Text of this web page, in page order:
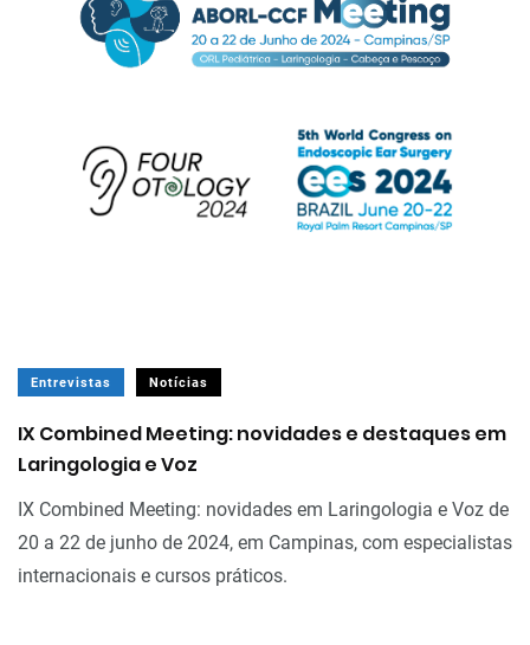
Entrevistas Notícias
IX Combined Meeting: novidades e destaques em
Laringologia e Voz
IX Combined Meeting: novidades em Laringologia e Voz de
20 a 22 de junho de 2024, em Campinas, com especialistas
internacionais e cursos práticos.